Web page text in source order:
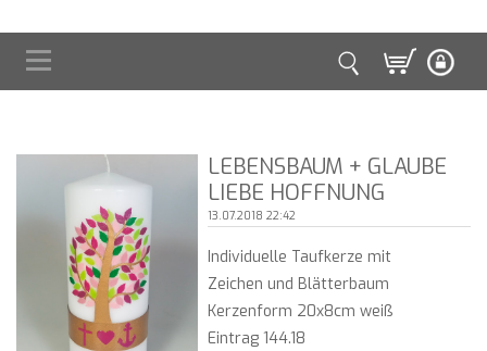
LEBENSBAUM + GLAUBE
LIEBE HOFFNUNG
13.07.2018 22:42
Individuelle Taufkerze mit
Zeichen und Blätterbaum
Kerzenform 20x8cm weiß
Eintrag 144.18